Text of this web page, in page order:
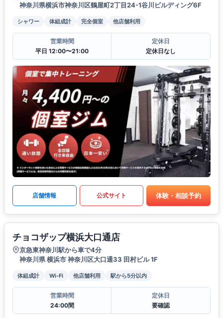
神奈川県横浜市神奈川区鶴屋町2丁目24-1谷川ビルディング6F
シャワー 体組成計 完全個室 他店舗利用
営業時間
平日 12:00〜21:00
定休日
定休日なし
店舗情報 公式サイト 体験・相談予約
チョコザップ横浜大口通店
京急東神奈川駅から車で4分
神奈川県 横浜市 神奈川区大口通33 田村ビル 1F
体組成計 Wi-Fi 他店舗利用 駅から5分以内
営業時間
24:00間
定休日
要確認